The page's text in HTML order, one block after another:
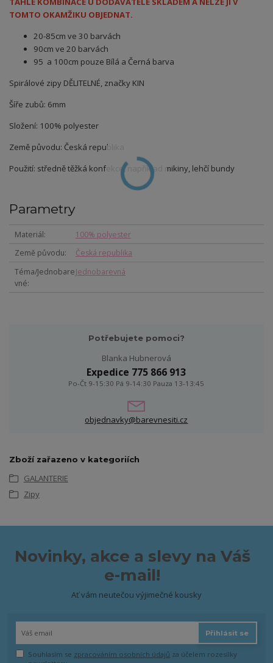
TOMTO OKAMŽIKU OBJEDNAT.
20-85cm ve 30 barvách
90cm ve 20 barvách
95 a 100cm pouze Bílá a Černá barva
Spirálové zipy DĚLITELNÉ, značky KIN
Šíře zubů: 6mm
Složení: 100% polyester
Země původu: Česká republika
Použití: středně těžká konfekce, například mikiny, lehčí bundy
Parametry
Materiál
100% polyester
Země původu
Česká republika
Téma/Jednobare
vné
Jednobarevná
Potřebujete pomoci?
Blanka Hubnerová
Expedice 775 866 913
Po-Čt 9-15:30 Pá 9-14:30 Pauza 13-13:45
objednavky@barevnesiti.cz
Zboží zařazeno v kategoriích
GALANTERIE
Zipy
Novinky, akce a slevy na Váš
e-mail!
Ať vám neutečou výjimečné kousky
Přihlásit se
Souhlasím se zpracováním osobních údajů za účelem rozesílky